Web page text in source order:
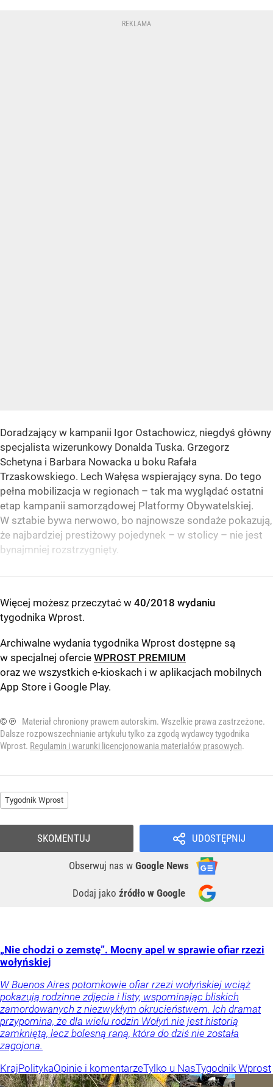
Doradzający w kampanii Igor Ostachowicz, niegdyś główny
specjalista wizerunkowy Donalda Tuska. Grzegorz
Schetyna i Barbara Nowacka u boku Rafała
Trzaskowskiego. Lech Wałęsa wspierający syna. Do tego
pełna mobilizacja w regionach – tak ma wyglądać ostatni
etap kampanii samorządowej Platformy Obywatelskiej.
W sztabie bywa nerwowo, bo najnowsze sondaże pokazują,
że najbardziej prestiżowy pojedynek – w stolicy – nie jest
bynajmniej rozstrzygnięty.
Więcej możesz przeczytać w 40/2018 wydaniu
tygodnika Wprost.
Archiwalne wydania tygodnika Wprost dostępne są
w specjalnej ofercie WPROST PREMIUM
oraz we wszystkich e-kioskach i w aplikacjach mobilnych
App Store i Google Play.
© ℗
Materiał chroniony prawem autorskim. Wszelkie prawa zastrzeżone.
Dalsze rozpowszechnianie artykułu tylko za zgodą wydawcy tygodnika
Wprost. Regulamin i warunki licencjonowania materiałów prasowych.
Tygodnik Wprost
UDOSTĘPNIJ
Obserwuj nas w Google News
Dodaj jako źródło w Google
SKOMENTUJ
„Nie chodzi o zemstę”. Mocny apel w sprawie ofiar rzezi
wołyńskiej
W Buenos Aires potomkowie ofiar rzezi wołyńskiej wciąż
pokazują rodzinne zdjęcia i listy, wspominając bliskich
zamordowanych z niezwykłym okrucieństwem. Ich dramat
przypomina, że dla wielu rodzin Wołyń nie jest historią
zamkniętą, lecz bolesną raną, która do dziś nie została
zagojona.
KrajPolitykaOpinie i komentarzeTylko u NasTygodnik Wprost